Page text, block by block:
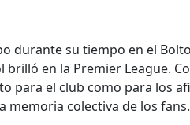
durante su tiempo en el
en la Premier League.
para el club como para los
memoria colectiva de los fans.